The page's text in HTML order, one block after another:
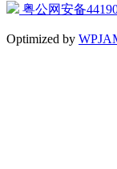
粤公网安备
Optimized by